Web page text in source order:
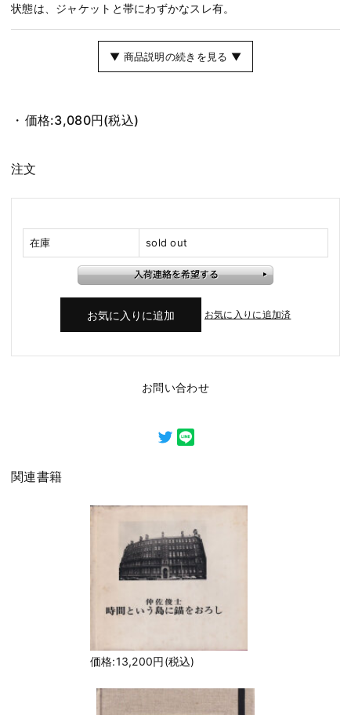
状態は、ジャケットと帯にわずかなスレ有。
▼ 商品説明の続きを見る ▼
価格:3,080円(税込)
注文
在庫 sold out
お気に入りに追加済
お問い合わせ
関連書籍
価格:13,200円(税込)